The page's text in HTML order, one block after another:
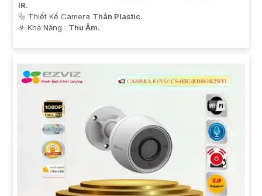
IR.
🔩 Thiết Kế Camera Thân Plastic.
️☣️ Khả Năng : Thu Âm.